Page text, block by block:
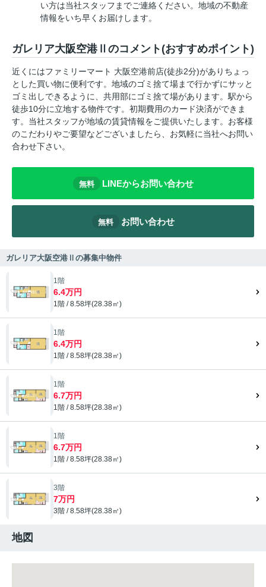
い方は当社スタッフまでご連絡ください。地域の不動産
情報をいち早くお届けします。
ガレリア大阪空港Ⅱのコメント(おすすめポイント)
近くにはファミリーマート 大阪空港前店(徒歩2分)がありちょっ
とした買い物に便利です。地域のゴミ捨て場まで行かずにサッと
ゴミ出しできるように、共用部にゴミ捨て場があります。駅から
徒歩10分に立地する物件です。初期費用のカード決済ができま
す。当社スタッフが地域の賃貸情報をご提供いたします。お客様
のこだわりやご要望などございましたら、お気軽に当社へお問い
合わせ下さい。
無料 LINEからお問い合わせ
無料 お問い合わせ
ガレリア大阪空港Ⅱの募集中物件
1階
6.4万円
1階 / 8.58坪(28.38㎡)
1階
6.4万円
1階 / 8.58坪(28.38㎡)
1階
6.7万円
1階 / 8.58坪(28.38㎡)
1階
6.7万円
1階 / 8.58坪(28.38㎡)
3階
7万円
3階 / 8.58坪(28.38㎡)
地図